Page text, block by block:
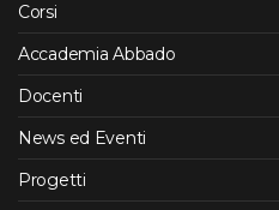
Corsi
Accademia Abbado
Docenti
News ed Eventi
Progetti